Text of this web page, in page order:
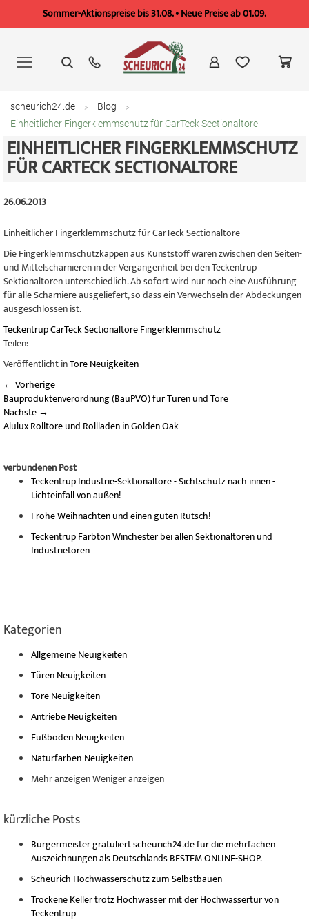
Sommer-Aktionspreise bis 31.08. • Neue Preise ab 01.09.
springen
scheurich24.de
Blog
Einheitlicher Fingerklemmschutz für CarTeck Sectionaltore
EINHEITLICHER FINGERKLEMMSCHUTZ
FÜR CARTECK SECTIONALTORE
26.06.2013
Einheitlicher Fingerklemmschutz für CarTeck Sectionaltore
Die Fingerklemmschutzkappen aus Kunststoff waren zwischen den Seiten-
und Mittelscharnieren in der Vergangenheit bei den Teckentrup
Sektionaltoren unterschiedlich. Ab sofort wird nur noch eine Ausführung
für alle Scharniere ausgeliefert, so dass ein Verwechseln der Abdeckungen
ausgeschlossen ist.
TeckentrupCarTeckSectionaltoreFingerklemmschutz
Teilen:
Veröffentlicht inTore Neuigkeiten
← Vorherige
Bauproduktenverordnung (BauPVO) für Türen und Tore
Nächste →
Alulux Rolltore und Rollladen in Golden Oak
verbundenen Post
Teckentrup Industrie-Sektionaltore - Sichtschutz nach innen -
Lichteinfall von außen!
Frohe Weihnachten und einen guten Rutsch!
Teckentrup Farbton Winchester bei allen Sektionaltoren und
Industrietoren
Kategorien
Allgemeine Neuigkeiten
Türen Neuigkeiten
Tore Neuigkeiten
Antriebe Neuigkeiten
Fußböden Neuigkeiten
Naturfarben-Neuigkeiten
Mehr anzeigenWeniger anzeigen
kürzliche Posts
Bürgermeister gratuliert scheurich24.de für die mehrfachen
Auszeichnungen als Deutschlands BESTEM ONLINE-SHOP.
Scheurich Hochwasserschutz zum Selbstbauen
Trockene Keller trotz Hochwasser mit der Hochwassertür von
Teckentrup